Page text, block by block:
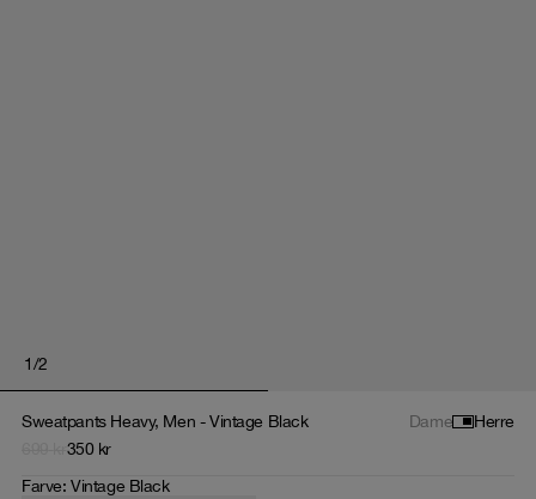
1/2
Sweatpants Heavy, Men - Vintage Black Dame
Herre
350 kr
Farve:Vintage Black